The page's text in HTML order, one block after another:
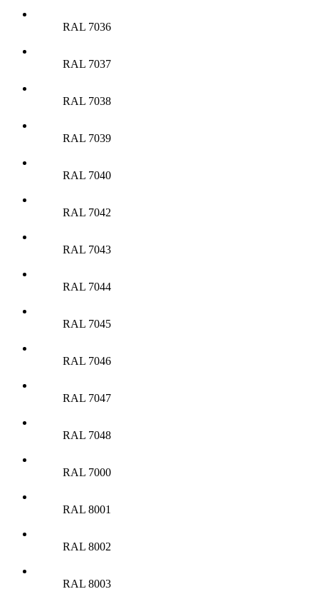
RAL 7036
RAL 7037
RAL 7038
RAL 7039
RAL 7040
RAL 7042
RAL 7043
RAL 7044
RAL 7045
RAL 7046
RAL 7047
RAL 7048
RAL 7000
RAL 8001
RAL 8002
RAL 8003